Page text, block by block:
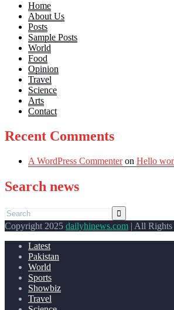
Home
About Us
Posts
Sample Posts
World
Food
Opinion
Travel
Science
Arts
Contact
Recent Comments
A WordPress Commenteron Hello
Search news
Copyright 2025 dailyhinews.com | All Rights
Latest
Pakistan
World
Sports
Showbiz
Travel